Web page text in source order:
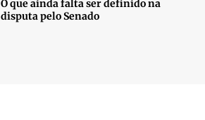
O que ainda falta ser definido na
disputa pelo Senado